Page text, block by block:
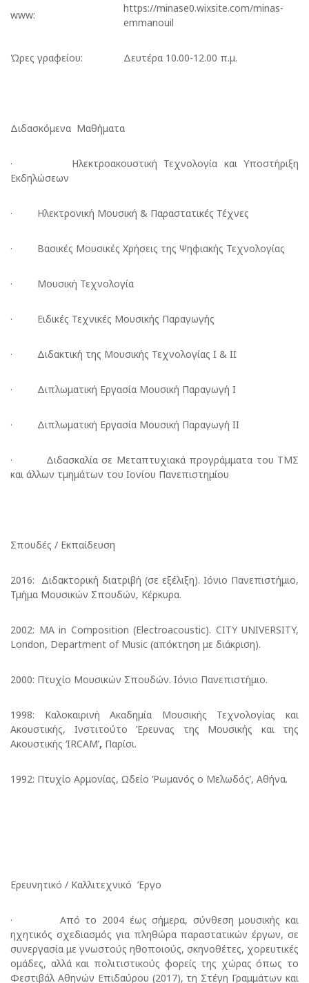
www:
https://minase0.wixsite.com/minas-
emmanouil
Ώρες γραφείου: Δευτέρα 10.00-12.00 π.μ.
Διδασκόμενα Μαθήματα
· Ηλεκτροακουστική Τεχνολογία και Υποστήριξη
Εκδηλώσεων
· Ηλεκτρονική Μουσική & Παραστατικές Τέχνες
· Βασικές Μουσικές Χρήσεις της Ψηφιακής Τεχνολογίας
· Μουσική Τεχνολογία
· Ειδικές Τεχνικές Μουσικής Παραγωγής
· Διδακτική της Μουσικής Τεχνολογίας I & II
· Διπλωματική Εργασία Μουσική Παραγωγή Ι
· Διπλωματική Εργασία Μουσική Παραγωγή ΙΙ
· Διδασκαλία σε Μεταπτυχιακά προγράμματα του ΤΜΣ
και άλλων τμημάτων του Ιονίου Πανεπιστημίου
Σπουδές / Εκπαίδευση
2016: Διδακτορική διατριβή (σε εξέλιξη). Ιόνιο Πανεπιστήμιο,
Τμήμα Μουσικών Σπουδών, Κέρκυρα.
2002: MA in Composition (Electroacoustic). CITY UNIVERSITY,
London, Department of Music (απόκτηση με διάκριση).
2000: Πτυχίο Μουσικών Σπουδών. Ιόνιο Πανεπιστήμιο.
1998: Καλοκαιρινή Ακαδημία Μουσικής Τεχνολογίας και
Ακουστικής, Ινστιτούτο Έρευνας της Μουσικής και της
Ακουστικής ‘IRCAM’, Παρίσι.
1992: Πτυχίο Αρμονίας, Ωδείο ‘Ρωμανός ο Μελωδός’, Αθήνα.
Ερευνητικό / Καλλιτεχνικό Έργο
· Από το 2004 έως σήμερα, σύνθεση μουσικής και
ηχητικός σχεδιασμός για πληθώρα παραστατικών έργων, σε
συνεργασία με γνωστούς ηθοποιούς, σκηνοθέτες, χορευτικές
ομάδες, αλλά και πολιτιστικούς φορείς της χώρας όπως το
Φεστιβάλ Αθηνών Επιδαύρου (2017), τη Στέγη Γραμμάτων και